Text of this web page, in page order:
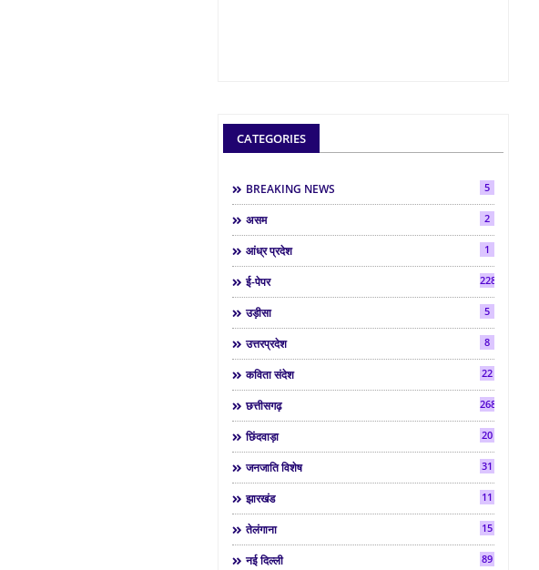
CATEGORIES
BREAKING NEWS 5
असम 2
आंध्र प्रदेश 1
ई-पेपर 2286
उड़ीसा 5
उत्तरप्रदेश 8
कविता संदेश 22
छत्तीसगढ़ 268
छिंदवाड़ा 20
जनजाति विशेष 31
झारखंड 11
तेलंगाना 15
नई दिल्ली 89